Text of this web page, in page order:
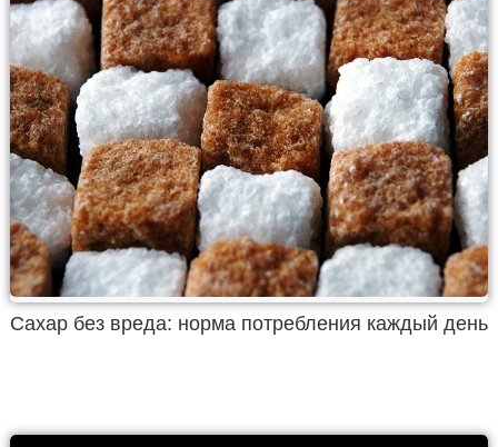
Сахар без вреда: норма потребления каждый день